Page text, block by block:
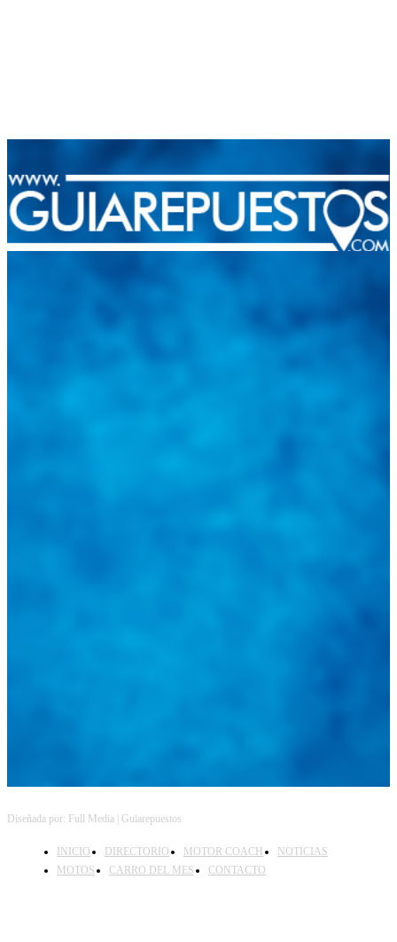
locales, nacionales e internacionales.
Diseñada por: Full Media | Guiarepuestos
INICIO DIRECTORIO MOTOR COACH
NOTICIAS
MOTOS
CARRO DEL MES CONTACTO